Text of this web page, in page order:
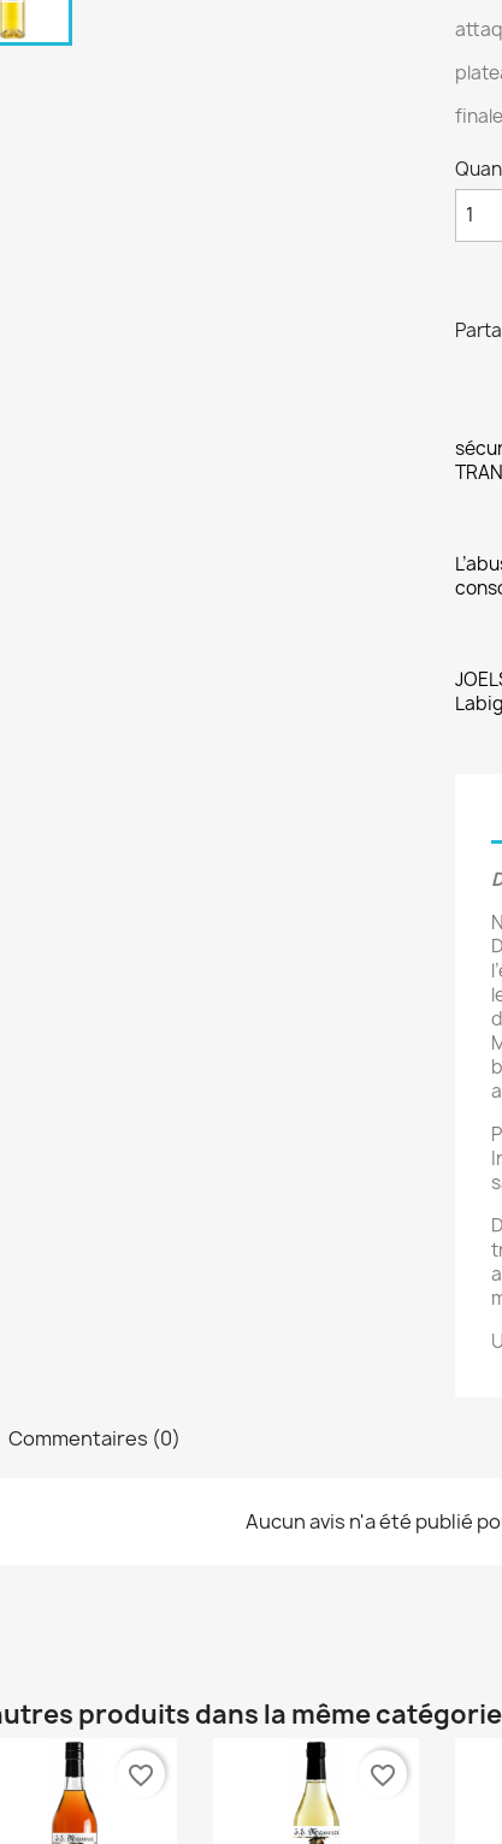
Commentaires (0)
Aucun avis n'a été publié
produits dans la même
favorite_border favorite_border